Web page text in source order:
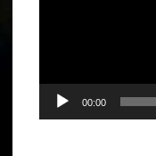
00:00